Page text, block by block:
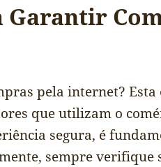
Garantir
pela internet?
que utilizam o
segura, é
sempre verifique